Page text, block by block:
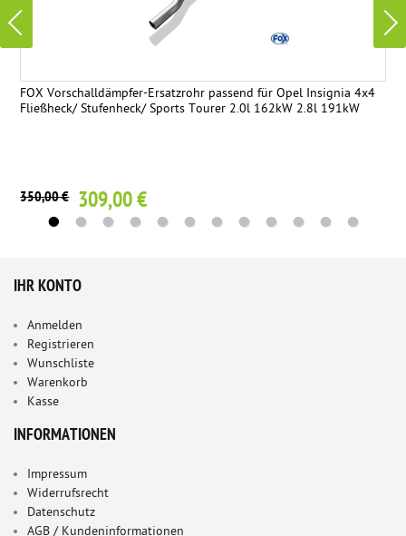
FOX Vorschalldämpfer-Ersatzrohr passend für Opel Insignia 4x4
Fließheck/ Stufenheck/ Sports Tourer 2.0l 162kW 2.8l 191kW
350,00 € 309,00 €
IHR KONTO
Anmelden
Registrieren
Wunschliste
Warenkorb
Kasse
INFORMATIONEN
Impressum
Widerrufsrecht
Datenschutz
AGB / Kundeninformationen